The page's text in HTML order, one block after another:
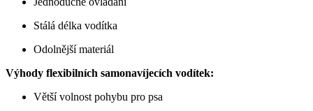
Stálá délka vodítka
Odolnější materiál
Výhody flexibilních samonavíjecích vodítek:
Větší volnost pohybu pro psa